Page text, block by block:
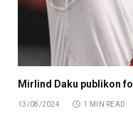
Mirlind Daku publikon
13/08/2024 1 MIN READ